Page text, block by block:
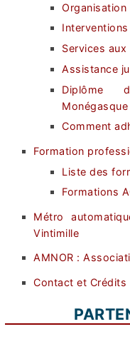
Organisation
Interventions
Services
Assistance
Diplôme
Monégasque
Comment
Formation
Liste des
Formations
Métro
Vintimille
AMNOR :
Contact et Crédits